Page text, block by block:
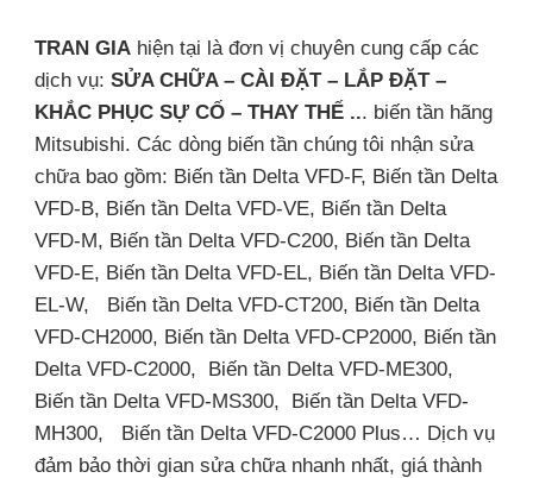
TRAN GIA hiện tại là đơn vị chuyên cung cấp các
dịch vụ:SỬA CHỮA – CÀI ĐẶT – LẮP ĐẶT –
KHẮC PHỤC SỰ CỐ – THAY THẾ ... biến tần hãng
Mitsubishi. Các dòng biến tần chúng tôi nhận sửa
chữa bao gồm: Biến tần Delta VFD-F, Biến tần Delta
VFD-B, Biến tần Delta VFD-VE, Biến tần Delta
VFD-M, Biến tần Delta VFD-C200, Biến tần Delta
VFD-E, Biến tần Delta VFD-EL, Biến tần Delta VFD-
EL-W, Biến tần Delta VFD-CT200, Biến tần Delta
VFD-CH2000, Biến tần Delta VFD-CP2000, Biến tần
Delta VFD-C2000, Biến tần Delta VFD-ME300,
Biến tần Delta VFD-MS300, Biến tần Delta VFD-
MH300, Biến tần Delta VFD-C2000 Plus… Dịch vụ
đảm bảo thời gian sửa chữa nhanh nhất, giá thành